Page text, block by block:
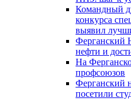
Командный
конкурса
выявил
Ферганский
нефти и
На
профсоюзов
Ферганский
посетили